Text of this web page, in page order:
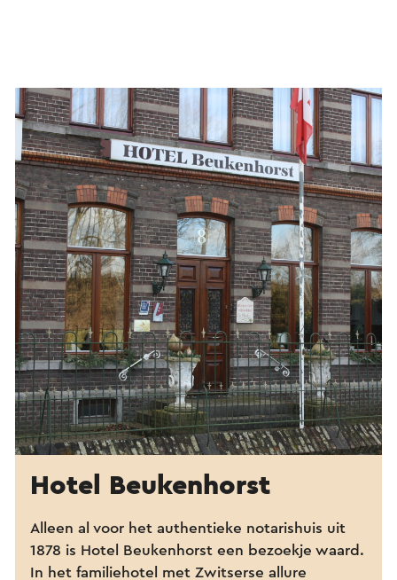
Hotel Beukenhorst
Alleen al voor het authentieke notarishuis uit
1878 is Hotel Beukenhorst een bezoekje waard.
In het familiehotel met Zwitserse allure